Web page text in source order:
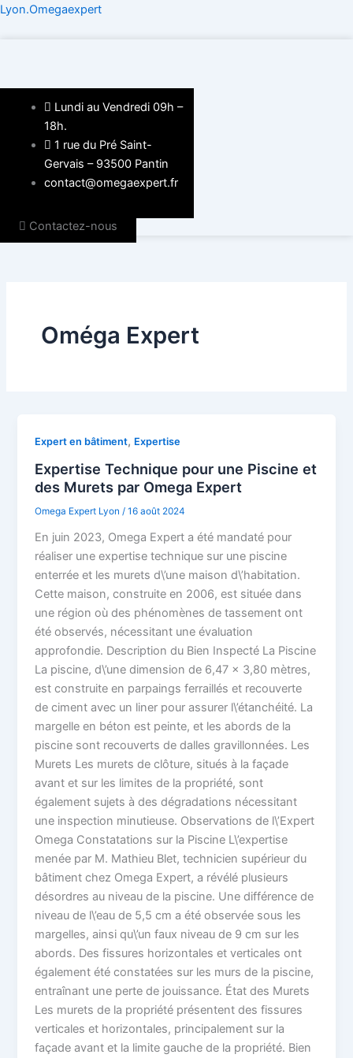
Aller
Lyon.Omegaexpert
Lundi au Vendredi 09h –
18h.
1 rue du Pré Saint-
Gervais – 93500 Pantin
contact@omegaexpert.fr
Contactez-nous
Oméga Expert
Expert en bâtiment, Expertise
Expertise Technique pour une Piscine et
des Murets par Omega Expert
Omega Expert Lyon/16 août 2024
En juin 2023, Omega Expert a été mandaté pour
réaliser une expertise technique sur une piscine
enterrée et les murets d\’une maison d\’habitation.
Cette maison, construite en 2006, est située dans
une région où des phénomènes de tassement ont
été observés, nécessitant une évaluation
approfondie. Description du Bien Inspecté La Piscine
La piscine, d\’une dimension de 6,47 x 3,80 mètres,
est construite en parpaings ferraillés et recouverte
de ciment avec un liner pour assurer l\’étanchéité. La
margelle en béton est peinte, et les abords de la
piscine sont recouverts de dalles gravillonnées. Les
Murets Les murets de clôture, situés à la façade
avant et sur les limites de la propriété, sont
également sujets à des dégradations nécessitant
une inspection minutieuse. Observations de l\’Expert
Omega Constatations sur la Piscine L\’expertise
menée par M. Mathieu Blet, technicien supérieur du
bâtiment chez Omega Expert, a révélé plusieurs
désordres au niveau de la piscine. Une différence de
niveau de l\’eau de 5,5 cm a été observée sous les
margelles, ainsi qu\’un faux niveau de 9 cm sur les
abords. Des fissures horizontales et verticales ont
également été constatées sur les murs de la piscine,
entraînant une perte de jouissance. État des Murets
Les murets de la propriété présentent des fissures
verticales et horizontales, principalement sur la
façade avant et la limite gauche de la propriété. Bien